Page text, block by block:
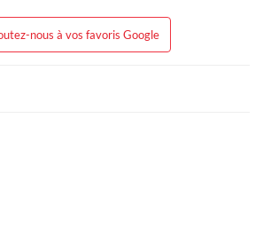
nous à vos favoris Google